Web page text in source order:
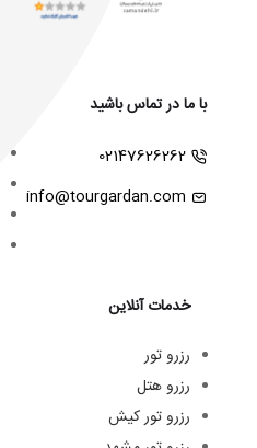
با ما در تماس باشید
02147626262
info@tourgardan.com
خدمات آنلاین
رزرو تور
رزرو هتل
رزرو تور کیش